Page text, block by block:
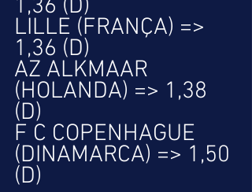
1,36 (D)
LILLE (FRANÇA) =>
1,36 (D)
AZ ALKMAAR
(HOLANDA) => 1,38
(D)
F C COPENHAGUE
(DINAMARCA) => 1,50
(D)